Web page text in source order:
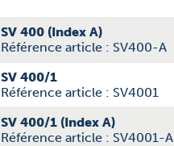
SV 400 (Index A)
Référence article : SV400-A
SV 400/1
Référence article : SV4001
SV 400/1 (Index A)
Référence article : SV4001-A